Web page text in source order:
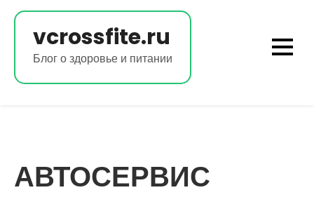
Перейти
содержимому
vcrossfite.ru
Блог о здоровье и питании
АВТОСЕРВИС